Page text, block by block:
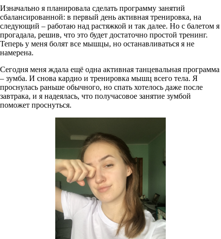
Изначально я планировала сделать программу занятий
сбалансированной: в первый день активная тренировка, на
следующий – работаю над растяжкой и так далее. Но с балетом я
прогадала, решив, что это будет достаточно простой тренинг.
Теперь у меня болят все мышцы, но останавливаться я не
намерена.
Сегодня меня ждала ещё одна активная танцевальная программа
– зумба. И снова кардио и тренировка мышц всего тела. Я
проснулась раньше обычного, но спать хотелось даже после
завтрака, и я надеялась, что получасовое занятие зумбой
поможет проснуться.